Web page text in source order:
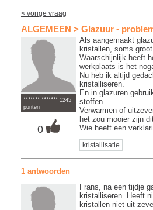
< vorige vraag
ALGEMEEN > Glazuur -
******* ******* 1245
punten
0
Als aangemaakt
kristallen, soms
Waarschijnlijk heeft
werkplaats is het
Nu heb ik altijd
kristalliseren.
En in glazuren
stoffen.
Verwarmen of
het zou mooier zijn
Wie heeft een
kristallisatie
1 antwoorden
Frans, na een tijdje
kristalliseren. Heeft
kristallen niet uit